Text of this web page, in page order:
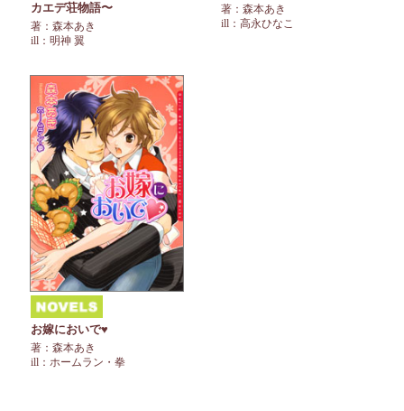
カエデ荘物語〜
著：森本あき
ill：明神 翼
著：森本あき
ill：高永ひなこ
お嫁においで♥
著：森本あき
ill：ホームラン・拳